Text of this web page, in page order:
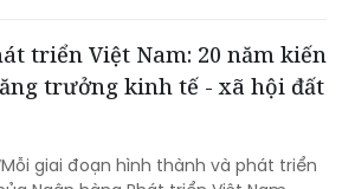
Based – IRB).
triển Việt Nam: 20 năm kiến
trưởng kinh tế - xã hội đất
giai đoạn hình thành và phát triển